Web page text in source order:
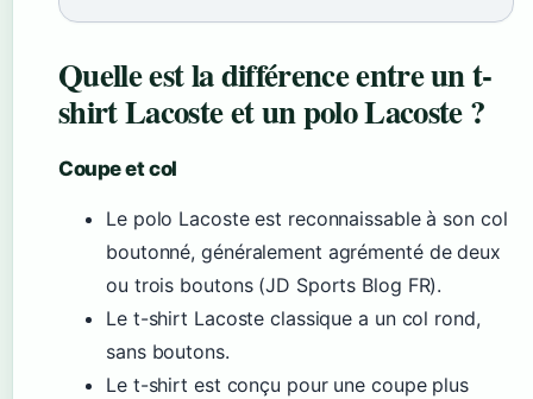
Quelle est la différence entre un t-
shirt Lacoste et un polo Lacoste ?
Coupe et col
Le polo Lacoste est reconnaissable à son col
boutonné, généralement agrémenté de deux
ou trois boutons (JD Sports Blog FR).
Le t-shirt Lacoste classique a un col rond,
sans boutons.
Le t-shirt est conçu pour une coupe plus